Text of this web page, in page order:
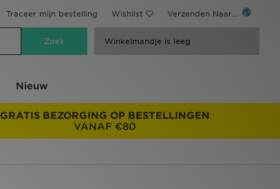
Traceer mijn bestelling Wishlist Verzenden Naar...
Winkelmandje is leeg
Nieuw
GRATIS BEZORGING OP BESTELLINGEN
VANAF €80